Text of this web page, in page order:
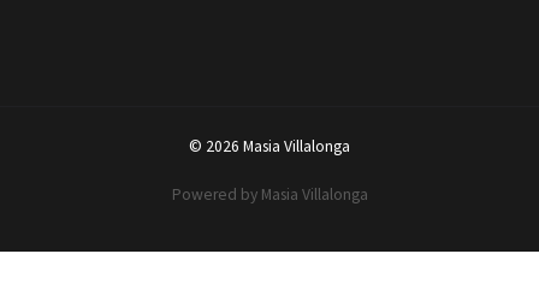
© 2026 Masia Villalonga
Powered by Masia Villalonga